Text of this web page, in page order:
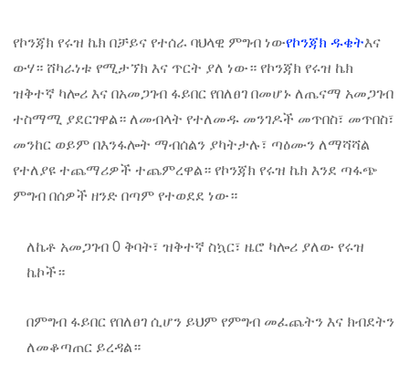
የኮንጃክ የሩዝ ኬክ በቻይና የተሰራ ባህላዊ ምግብ ነውየኮንጃክ ዱቄትእና
ውሃ። ሸካራነቱ የሚታኘክ እና ጥርት ያለ ነው። የኮንጃክ የሩዝ ኬክ
ዝቅተኛ ካሎሪ እና በአመጋገብ ፋይበር የበለፀገ በመሆኑ ለጤናማ አመጋገብ
ተስማሚ ያደርገዋል። ለመብላት የተለመዱ መንገዶች መጥበስ፣ መጥበስ፣
መንከር ወይም በእንፋሎት ማብሰልን ያካትታሉ፣ ጣዕሙን ለማሻሻል
የተለያዩ ተጨማሪዎች ተጨምረዋል። ​​የኮንጃክ የሩዝ ኬክ እንደ ጣፋጭ
ምግብ በሰዎች ዘንድ በጣም የተወደደ ነው።
ለኬቶ አመጋገብ 0 ቅባት፣ ዝቅተኛ ስኳር፣ ዜሮ ካሎሪ ያለው የሩዝ
ኬኮች።
በምግብ ፋይበር የበለፀገ ሲሆን ይህም የምግብ መፈጨትን እና ክብደትን
ለመቆጣጠር ይረዳል።